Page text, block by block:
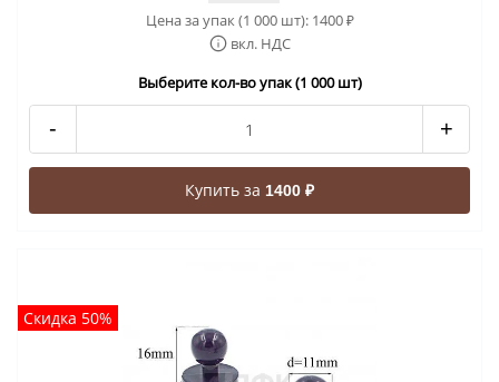
Цена за упак (1 000 шт): 1400₽
вкл. НДС
Выберите кол-во упак (1 000 шт)
- +
Купить за 1400 ₽
Скидка 50%